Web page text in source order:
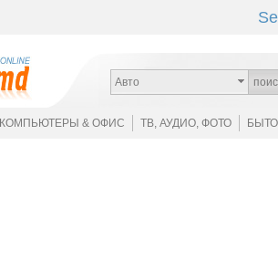
Авто
КОМПЬЮТЕРЫ & ОФИС ТВ, АУДИО, ФОТО